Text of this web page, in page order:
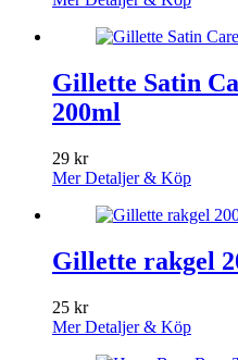
Gillette Satin
200ml
29 kr
Mer Detaljer & Köp
Gillette rakgel
25 kr
Mer Detaljer & Köp